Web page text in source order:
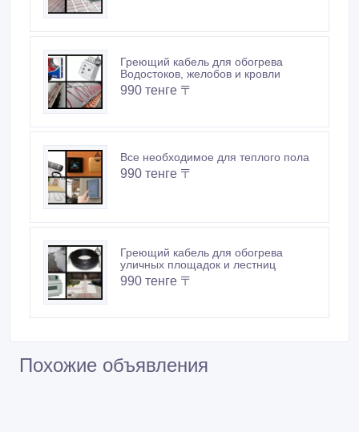
Греющий кабель для обогрева
Водостоков, желобов и кровли
990 тенге 〒
Все необходимое для теплого пола
990 тенге 〒
Греющий кабель для обогрева
уличных площадок и лестниц
990 тенге 〒
Похожие объявления